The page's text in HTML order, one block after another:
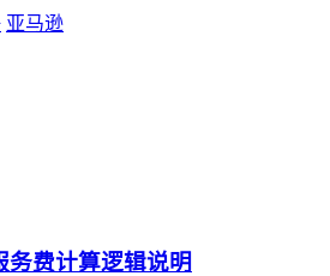
亚马逊
费计算逻辑说明